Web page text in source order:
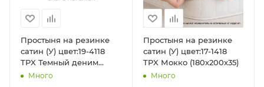
Простыня на резинке
сатин (У) цвет:19-4118
TPX Темный деним
(180х200х35)
Много
Простыня на резинке
сатин (У) цвет:17-1418
TPX Мокко (180х200х35)
Много